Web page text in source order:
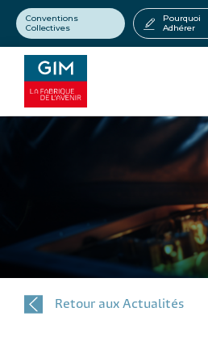
Conventions
Collectives
Pourquoi
Adhérer
Retour aux Actualités